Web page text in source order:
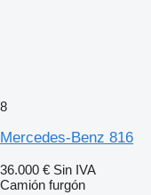
8
Mercedes-Benz 816
36.000 € Sin IVA
Camión furgón